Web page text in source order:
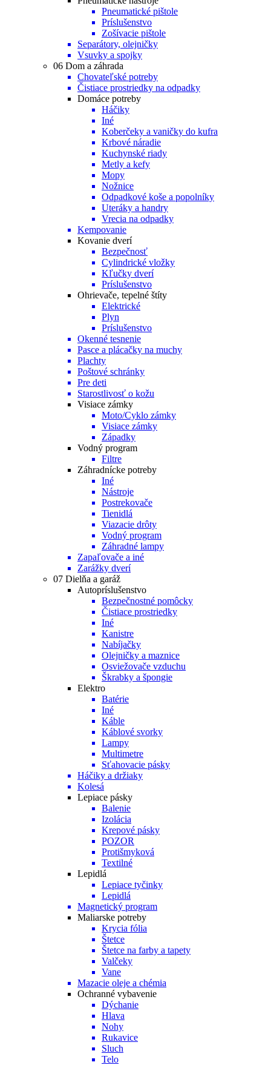
Pneumatické pištole
Príslušenstvo
Zošívacie pištole
Separátory, olejničky
Vsuvky a spojky
06 Dom a záhrada
Chovateľské potreby
Čistiace prostriedky na odpadky
Domáce potreby
Háčiky
Iné
Koberčeky a vaničky do kufra
Krbové náradie
Kuchynské riady
Metly a kefy
Mopy
Nožnice
Odpadkové koše a popolníky
Uteráky a handry
Vrecia na odpadky
Kempovanie
Kovanie dverí
Bezpečnosť
Cylindrické vložky
Kľučky dverí
Príslušenstvo
Ohrievače, tepelné štíty
Elektrické
Plyn
Príslušenstvo
Okenné tesnenie
Pasce a plácačky na muchy
Plachty
Poštové schránky
Pre deti
Starostlivosť o kožu
Visiace zámky
Moto/Cyklo zámky
Visiace zámky
Západky
Vodný program
Filtre
Záhradnícke potreby
Iné
Nástroje
Postrekovače
Tienidlá
Viazacie drôty
Vodný program
Záhradné lampy
Zapaľovače a iné
Zarážky dverí
07 Dielňa a garáž
Autopríslušenstvo
Bezpečnostné pomôcky
Čistiace prostriedky
Iné
Kanistre
Nabíjačky
Olejničky a maznice
Osviežovače vzduchu
Škrabky a špongie
Elektro
Batérie
Iné
Káble
Káblové svorky
Lampy
Multimetre
Sťahovacie pásky
Háčiky a držiaky
Kolesá
Lepiace pásky
Balenie
Izolácia
Krepové pásky
POZOR
Protišmyková
Textilné
Lepidlá
Lepiace tyčinky
Lepidlá
Magnetický program
Maliarske potreby
Krycia fólia
Štetce
Štetce na farby a tapety
Valčeky
Vane
Mazacie oleje a chémia
Ochranné vybavenie
Dýchanie
Hlava
Nohy
Rukavice
Sluch
Telo